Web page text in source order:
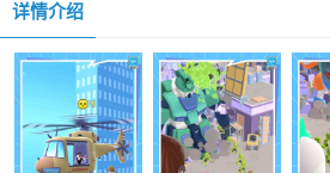
详情介绍